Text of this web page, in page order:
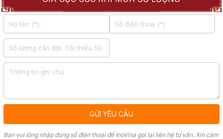
Bạn vui lòng nhập đúng số điện thoại để InoVina gọi lại liên hệ tư vấn. Xin cảm